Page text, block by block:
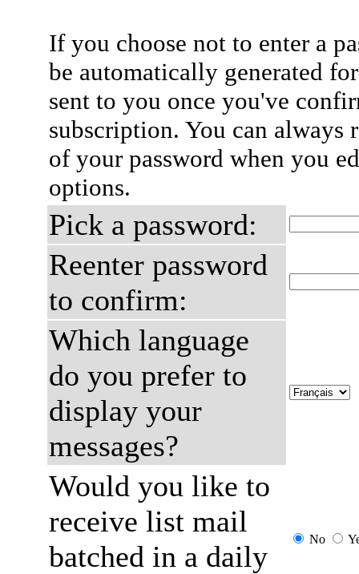
If you choose not to enter a
be automatically generated
sent to you once you've
subscription. You can always
of your password when you
options.
Pick a password:
Reenter password
to confirm:
Which language
do you prefer to
display your
messages?
Would you like to
receive list mail
batched in a daily
No